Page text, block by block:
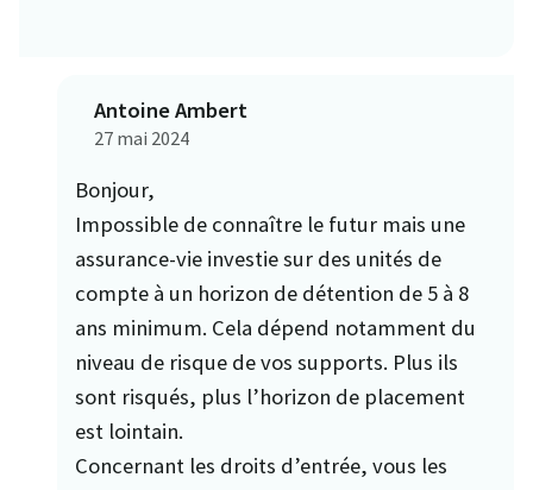
Antoine Ambert
27 mai 2024
Bonjour,
Impossible de connaître le futur mais une
assurance-vie investie sur des unités de
compte à un horizon de détention de 5 à 8
ans minimum. Cela dépend notamment du
niveau de risque de vos supports. Plus ils
sont risqués, plus l’horizon de placement
est lointain.
Concernant les droits d’entrée, vous les